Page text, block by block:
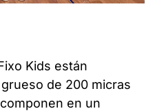
Kids están
de 200 micras
en un